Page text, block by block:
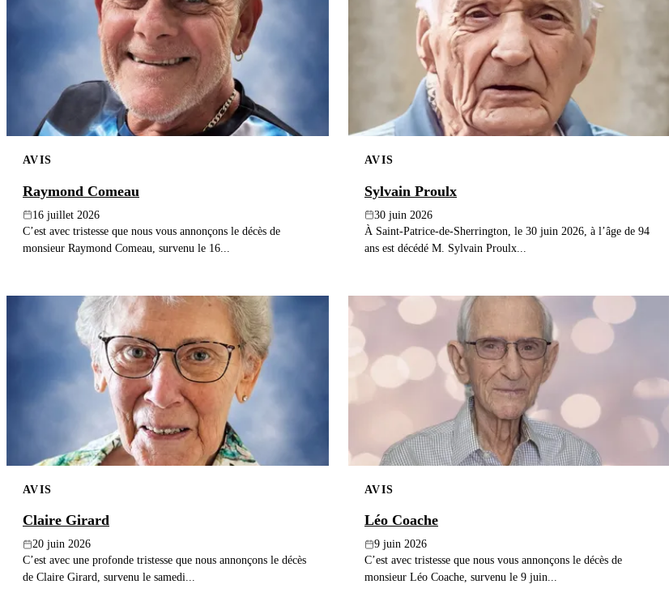
AVIS
Raymond Comeau
16 juillet 2026
C’est avec tristesse que nous vous annonçons le décès de
monsieur Raymond Comeau, survenu le 16...
AVIS
Sylvain Proulx
30 juin 2026
À Saint-Patrice-de-Sherrington, le 30 juin 2026, à l’âge de 94
ans est décédé M. Sylvain Proulx...
AVIS
Claire Girard
20 juin 2026
C’est avec une profonde tristesse que nous annonçons le décès
de Claire Girard, survenu le samedi...
AVIS
Léo Coache
9 juin 2026
C’est avec tristesse que nous vous annonçons le décès de
monsieur Léo Coache, survenu le 9 juin...